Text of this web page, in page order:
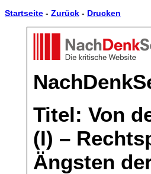
Startseite - Zurück - Drucken
Titel: Von
(I) –
Ängsten